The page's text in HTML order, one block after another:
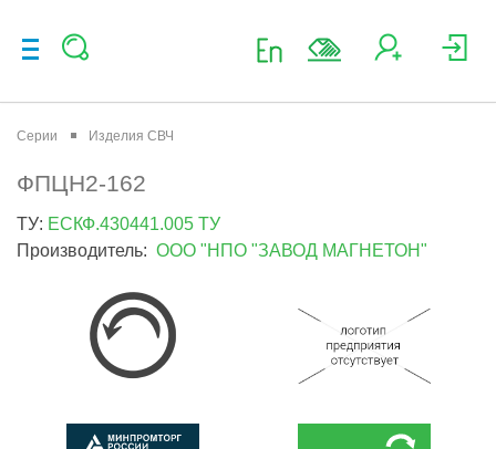
Серии Изделия СВЧ
ФПЦН2-162
ТУ: ЕСКФ.430441.005 ТУ
Производитель: ООО "НПО "ЗАВОД МАГНЕТОН"